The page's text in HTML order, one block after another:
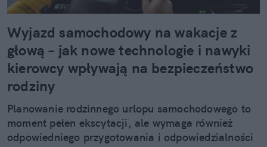
Wyjazd samochodowy na wakacje z
głową – jak nowe technologie i nawyki
kierowcy wpływają na bezpieczeństwo
rodziny
Planowanie rodzinnego urlopu samochodowego to
moment pełen ekscytacji, ale wymaga również
odpowiedniego przygotowania i odpowiedzialności